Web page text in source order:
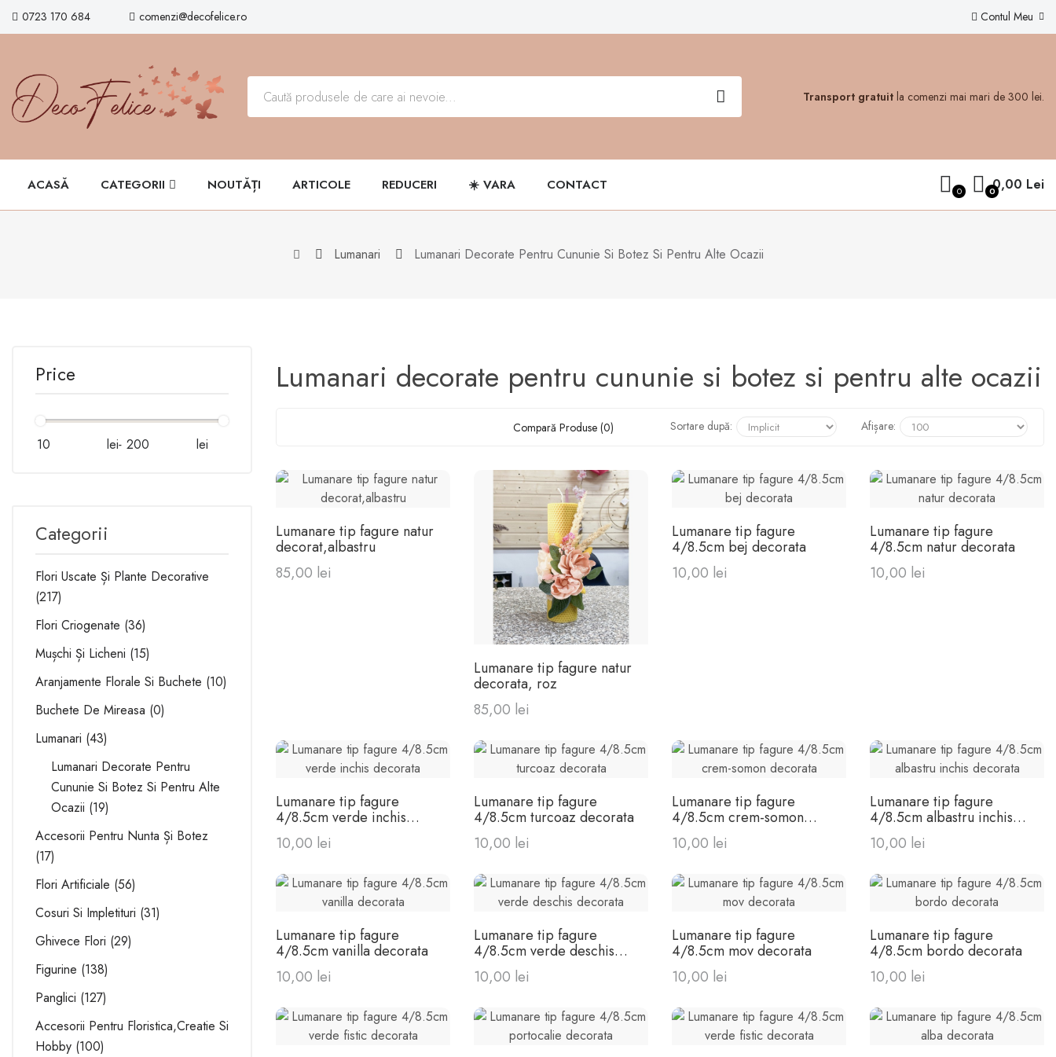
0723 170 684 comenzi@decofelice.ro Contul Meu
Transport gratuit la comenzi mai mari de 300 lei.
ACASĂ CATEGORII NOUTĂȚI ARTICOLE REDUCERI ☀️ VARA CONTACT 0 00,00 Lei
Lumanari Lumanari Decorate Pentru Cununie Si Botez Si Pentru Alte Ocazii
Price
lei- lei
Categorii
Flori Uscate Și Plante Decorative
217
Flori Criogenate 36
Mușchi Și Licheni 15
Aranjamente Florale Si Buchete 10
Buchete De Mireasa 0
Lumanari 43
Lumanari Decorate Pentru
Cununie Si Botez Si Pentru Alte
Ocazii 19
Accesorii Pentru Nunta Și Botez
17
Flori Artificiale 56
Cosuri Si Impletituri 31
Ghivece Flori 29
Figurine 138
Panglici 127
Accesorii Pentru Floristica,creatie Si
Hobby 100
Lumanari decorate pentru cununie si botez si pentru alte ocazii
Compară Produse (0) Sortare după: Afișare:
Lumanare tip fagure natur
decorat,albastru
85,00 lei
Lumanare tip fagure natur
decorata, roz
85,00 lei
Lumanare tip fagure
4/8.5cm bej decorata
10,00 lei
Lumanare tip fagure
4/8.5cm natur decorata
10,00 lei
Lumanare tip fagure
4/8.5cm verde inchis
decorata
10,00 lei
Lumanare tip fagure
4/8.5cm turcoaz decorata
10,00 lei
Lumanare tip fagure
4/8.5cm crem-somon
decorata
10,00 lei
Lumanare tip fagure
4/8.5cm albastru inchis
decorata
10,00 lei
Lumanare tip fagure
4/8.5cm vanilla decorata
10,00 lei
Lumanare tip fagure
4/8.5cm verde deschis
decorata
10,00 lei
Lumanare tip fagure
4/8.5cm mov decorata
10,00 lei
Lumanare tip fagure
4/8.5cm bordo decorata
10,00 lei